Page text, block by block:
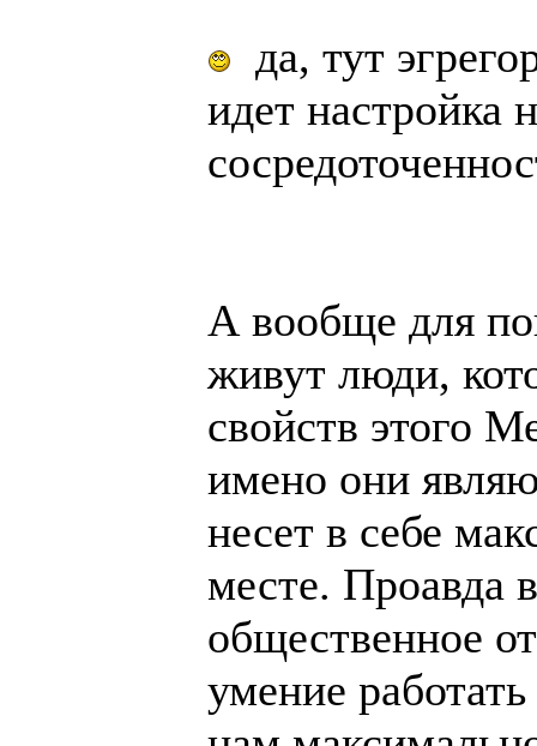
да, тут
идет настройка
А вообще для
живут люди,
свойств этого
имено они
несет в себе
месте. Проавда
общественное
умение